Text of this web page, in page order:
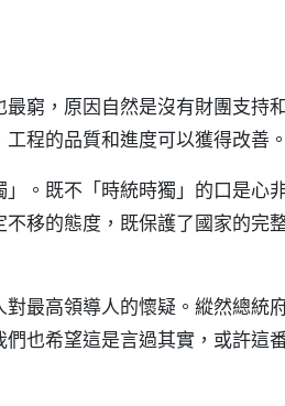
窮，原因自然是沒有財團支持
程的品質和進度可以獲得改善。
。既不「時統時獨」的口是心
移的態度，既保護了國家的完
最高領導人的懷疑。縱然總統
也希望這是言過其實，或許這